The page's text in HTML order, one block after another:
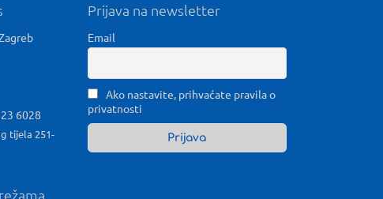
6028
tijela 251-
Prijava na newsletter
Email
Ako nastavite, prihvaćate pravila o
privatnosti